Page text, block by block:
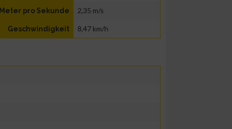
Meter pro Sekunde 2,35 m/s
Geschwindigkeit 8,47 km/h